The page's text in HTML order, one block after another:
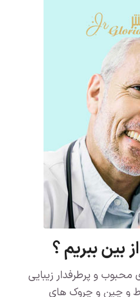
بین ببریم ؟
و پرطرفدار زیبایی
و چین و چروک های